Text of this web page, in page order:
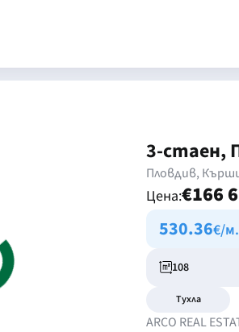
3-стаен,
Пловдив,
Цена:€166
530.36€/м.
108
Тухла
ARCO REAL